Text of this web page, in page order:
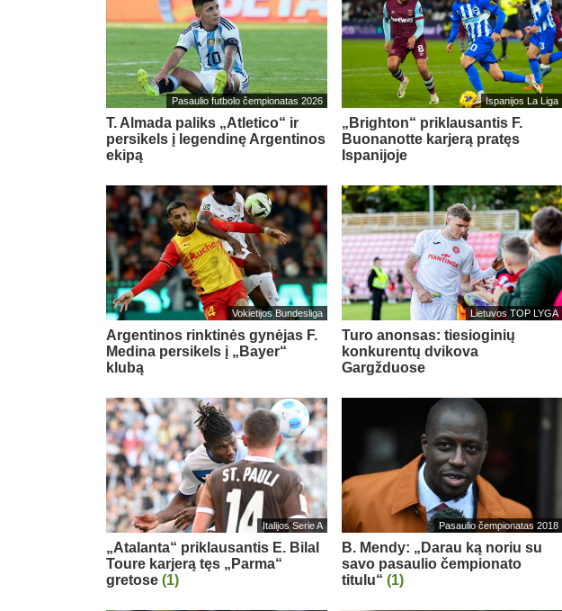
Pasaulio futbolo čempionatas 2026
T. Almada paliks „Atletico“ ir
persikels į legendinę Argentinos
ekipą
Ispanijos La Liga
„Brighton“ priklausantis F.
Buonanotte karjerą pratęs
Ispanijoje
Vokietijos Bundesliga
Argentinos rinktinės gynėjas F.
Medina persikels į „Bayer“
klubą
Lietuvos TOP LYGA
Turo anonsas: tiesioginių
konkurentų dvikova
Gargžduose
Italijos Serie A
„Atalanta“ priklausantis E. Bilal
Toure karjerą tęs „Parma“
gretose (1)
Pasaulio čempionatas 2018
B. Mendy: „Darau ką noriu su
savo pasaulio čempionato
titulu“(1)